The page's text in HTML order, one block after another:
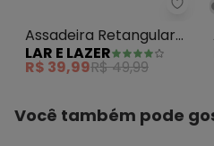
Lar
Assadeira Retangular
Leve Grande 37 cm
LAR E LAZER
R$ 39,99R$ 49,99
Você também pode